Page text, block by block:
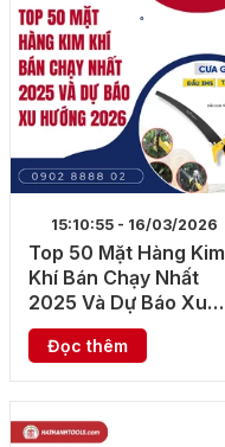
15:10:55 - 16/03/2026
Top 50 Mặt Hàng Kim
Khí Bán Chạy Nhất
2025 Và Dự Báo Xu
Hướng 2026
Đọc thêm